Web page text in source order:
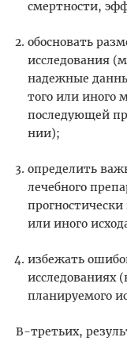
смертности,
обосновать
исследования
надежные
того или иного
последующей
нии);
определить
лечебного
или иного
избежать
исследованиях
планируемого
В-третьих,